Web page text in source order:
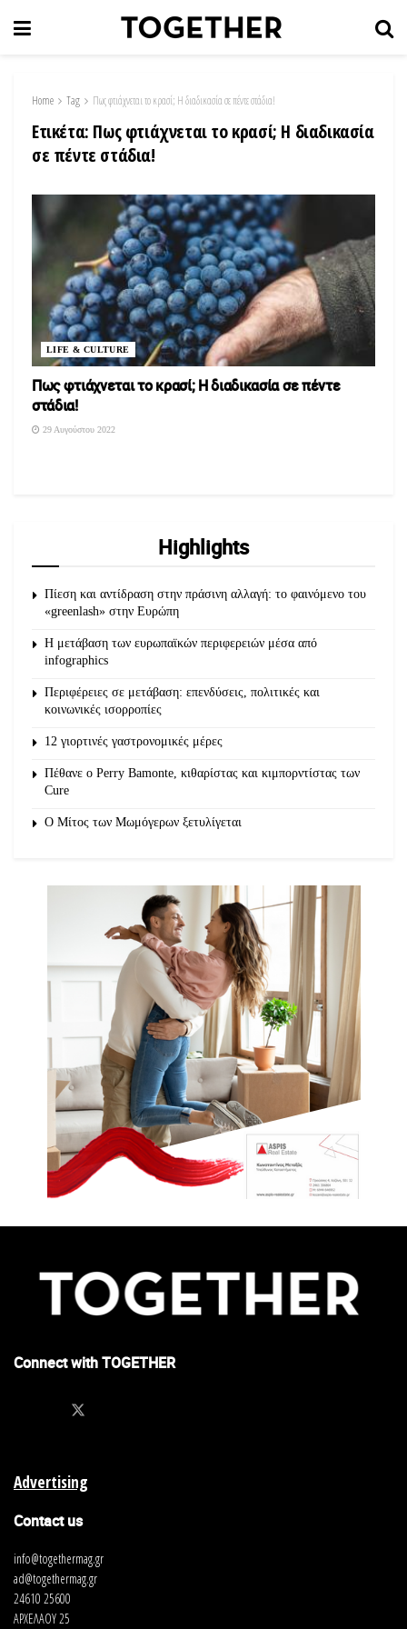
Home Tag Πως φτιάχνεται το κρασί; H διαδικασία σε πέντε στάδια!
Ετικέτα: Πως φτιάχνεται το κρασί; H διαδικασία
σε πέντε στάδια!
LIFE & CULTURE
Πως φτιάχνεται το κρασί; H διαδικασία σε πέντε
στάδια!
29 Αυγούστου 2022
Highlights
Πίεση και αντίδραση στην πράσινη αλλαγή: το φαινόμενο του
«greenlash» στην Ευρώπη
Η μετάβαση των ευρωπαϊκών περιφερειών μέσα από
infographics
Περιφέρειες σε μετάβαση: επενδύσεις, πολιτικές και
κοινωνικές ισορροπίες
12 γιορτινές γαστρονομικές μέρες
Πέθανε ο Perry Bamonte, κιθαρίστας και κιμπορντίστας των
Cure
O Μίτος των Μωμόγερων ξετυλίγεται
Connect with TOGETHER
Advertising
Contact us
info@togethermag.gr
ad@togethermag.gr
24610 25600
ΑΡΧΕΛΑΟΥ 25